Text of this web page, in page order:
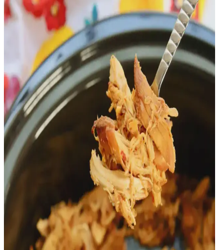
Kavrulmuş Tavuk Karkasının Stok İçin
Saklanmasının Avantajları ve Uygulamaları
Kavrulmuş tavuk karkasının stok yapımı için saklanması, ev yapımı
stokların doğal lezzet ve besin değerini artırır. Kemik ve
kıkırdakların kolajen açısından önemi ve saklama yöntemleri
detaylıca ele alınır.
Evde McDonald's Ranch Snack Wrap Tarifi:
Sağlıklı ve Lezzetli Alternatif
Evde hazırlanan ranch snack wrap, McDonald's versiyonuna göre
daha lezzetli ve sağlıklı bir fast food alternatifi sunar. Doğru
malzemeler ve baharatlarla kişisel damak tadına uygun tarifler
oluşturulabilir.
Toplu Alımla Rotisserie Tavuk ve Stok Yapımı:
Ekonomik, Pratik ve Lezzetli Yöntemler
Rotisserie tavukların toplu alımı, vakumlu paketleme ve stok yapımı
yöntemleriyle ekonomik ve pratik saklama çözümleri sunar. Artıkları
değerlendirmek ve gıda israfını azaltmak mümkündür.
Tavuk Yıkama Alışkanlığı: Kültürel Nedenler,
Hijyen Riskleri ve Gıda Güvenliği